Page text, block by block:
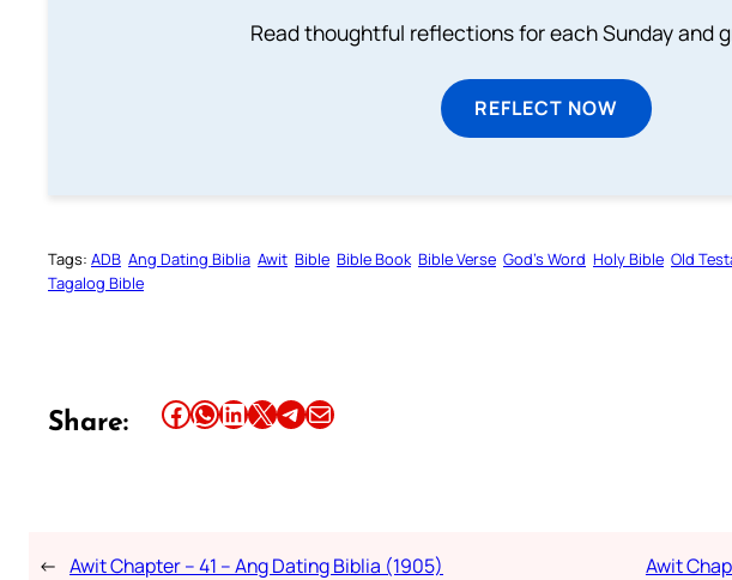
Read thoughtful reflections for each Sunday and
REFLECT NOW
Tags: ADB Ang Dating Biblia Awit Bible Bible Book Bible Verse God’s Word Holy Bible Old
Tagalog Bible
Share: Share this article on Facebook Share this article on WhatsApp Share this article on LinkedIn Share this article on X Share this article on TelegramEmail this Article
← Awit Chapter – 41 – Ang Dating Biblia (1905) Awit